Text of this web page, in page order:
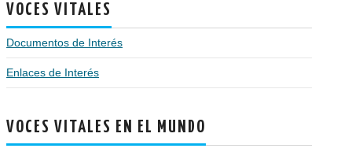
VOCES VITALES
Documentos de Interés
Enlaces de Interés
VOCES VITALES EN EL MUNDO